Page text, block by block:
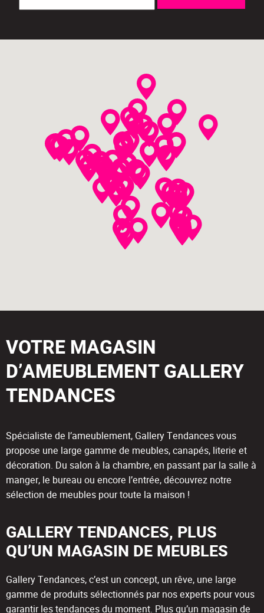
VOTRE MAGASIN
D’AMEUBLEMENT GALLERY
TENDANCES
Spécialiste de l’ameublement, Gallery Tendances vous
propose une large gamme de meubles, canapés, literie et
décoration. Du salon à la chambre, en passant par la salle à
manger, le bureau ou encore l’entrée, découvrez notre
sélection de meubles pour toute la maison !
GALLERY TENDANCES, PLUS
QU’UN MAGASIN DE MEUBLES
Gallery Tendances, c’est un concept, un rêve, une large
gamme de produits sélectionnés par nos experts pour vous
garantir les tendances du moment. Plus qu’un magasin de